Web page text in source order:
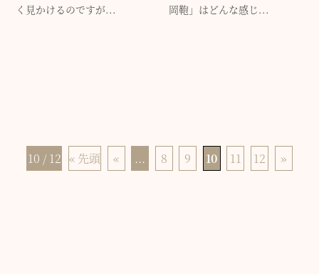
く見かけるのですが...
岡鞄」はどんな感じ...
10 / 12 « 先頭 « ... 8 9 10 11 12 »